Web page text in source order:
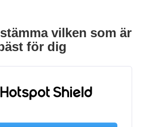
vilken som är
för dig